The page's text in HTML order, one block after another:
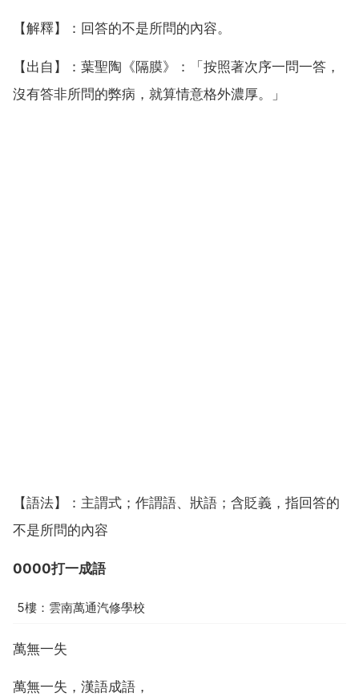
【解釋】：回答的不是所問的內容。
【出自】：葉聖陶《隔膜》：「按照著次序一問一答，
沒有答非所問的弊病，就算情意格外濃厚。」
【語法】：主謂式；作謂語、狀語；含貶義，指回答的
不是所問的內容
0000打一成語
5樓：雲南萬通汽修學校
萬無一失
萬無一失，漢語成語，